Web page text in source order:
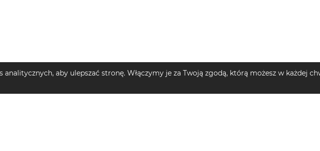
aby ulepszać stronę. Włączymy je za Twoją zgodą, którą możesz w każdej